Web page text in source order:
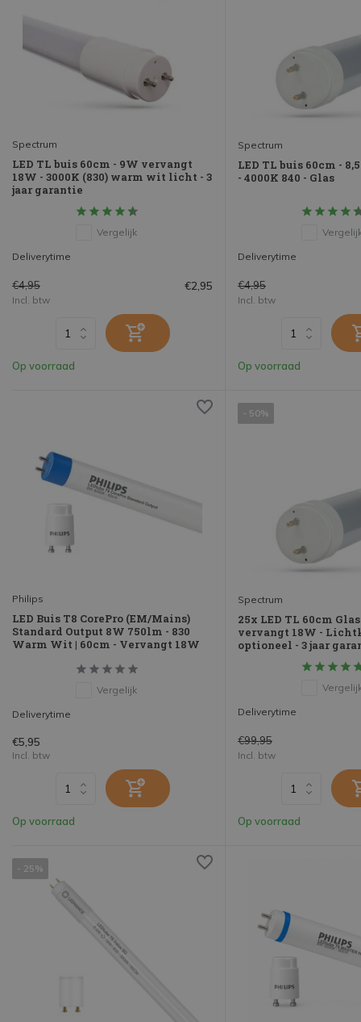
Spectrum
LED TL buis 60cm - 9W vervangt
18W - 3000K (830) warm wit licht - 3
jaar garantie
Vergelijk
Deliverytime
€4,95 €2,95
Incl. btw
Op voorraad
Spectrum
LED TL buis 60cm -
- 4000K 840 - Glas
Deliverytime
€4,95
Incl. btw
Op voorraad
Philips
LED Buis T8 CorePro (EM/Mains)
Standard Output 8W 750lm - 830
Warm Wit | 60cm - Vervangt 18W
Vergelijk
Deliverytime
€5,95
Incl. btw
Op voorraad
- 50%
Spectrum
25x LED TL 60cm
vervangt 18W -
optioneel - 3 jaar
Deliverytime
€99,95
Incl. btw
Op voorraad
- 25%